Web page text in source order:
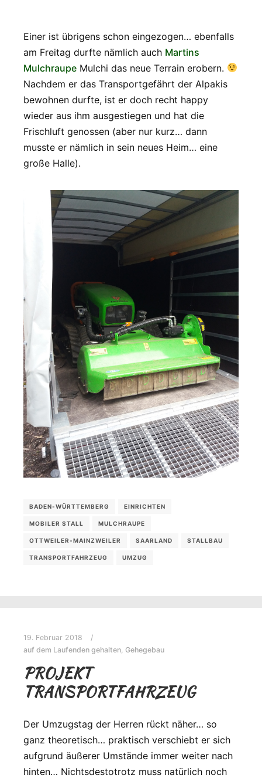
Einer ist übrigens schon eingezogen… ebenfalls
am Freitag durfte nämlich auch Martins
Mulchraupe Mulchi das neue Terrain erobern.
Nachdem er das Transportgefährt der Alpakis
bewohnen durfte, ist er doch recht happy
wieder aus ihm ausgestiegen und hat die
Frischluft genossen (aber nur kurz… dann
musste er nämlich in sein neues Heim… eine
große Halle).
BADEN-WÜRTTEMBERG EINRICHTEN
MOBILER STALL MULCHRAUPE
OTTWEILER-MAINZWEILER SAARLAND STALLBAU
TRANSPORTFAHRZEUG UMZUG
19. Februar 2018
auf dem Laufenden gehalten, Gehegebau
PROJEKT
TRANSPORTFAHRZEUG
Der Umzugstag der Herren rückt näher… so
ganz theoretisch… praktisch verschiebt er sich
aufgrund äußerer Umstände immer weiter nach
hinten… Nichtsdestotrotz muss natürlich noch